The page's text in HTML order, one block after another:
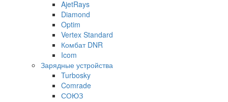
AjetRays
Diamond
Optim
Vertex Standard
Комбат DNR
Icom
Зарядные устройства
Turbosky
Comrade
СОЮЗ